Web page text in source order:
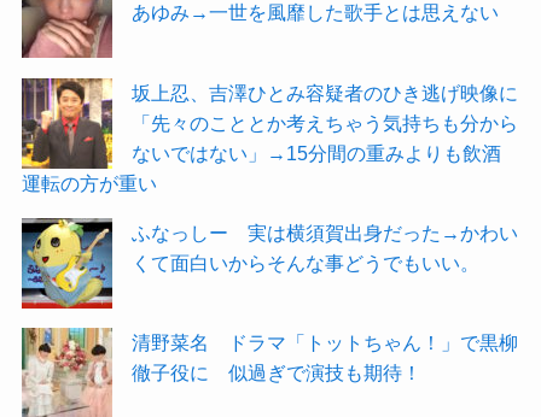
あゆみ→一世を風靡した歌手とは思えない
坂上忍、吉澤ひとみ容疑者のひき逃げ映像に
「先々のこととか考えちゃう気持ちも分から
ないではない」→15分間の重みよりも飲酒
運転の方が重い
ふなっしー 実は横須賀出身だった→かわい
くて面白いからそんな事どうでもいい。
清野菜名 ドラマ「トットちゃん！」で黒柳
徹子役に 似過ぎで演技も期待！